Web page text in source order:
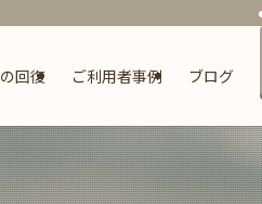
ーココリーネ・メンタルケア東京
回復 ご利用者事例 ブログ